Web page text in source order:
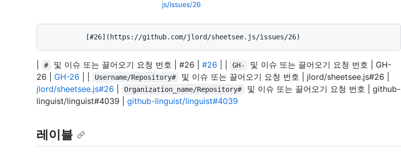
js/issues/26
# 및 이슈 또는 끌어오기 요청 번호 | #26 | #26 GH-
및 이슈 또는 끌어오기 요청 번호 | GH-
26 | GH-26 Username/Repository#
및 이슈 또는 끌어오기 요청 번호 | jlord/sheetsee.js#26 |
jlord/sheetsee.js#26
Organization_name/Repository#
및 이슈 또는 끌어오기 요청 번호 | github-
linguist/linguist#4039 | github-linguist/linguist#4039
레이블